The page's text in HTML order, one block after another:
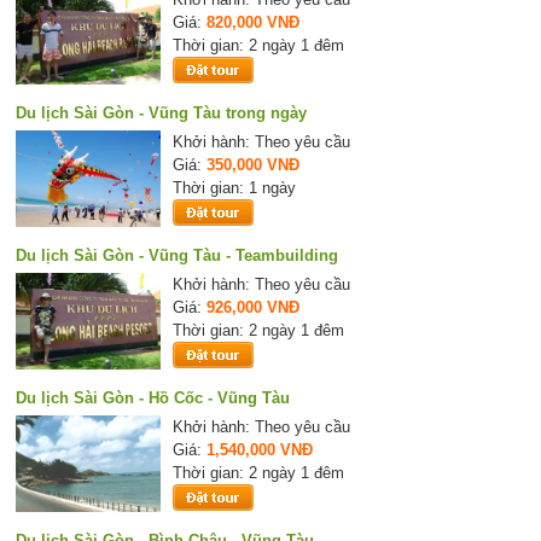
Giá:820,000 VNĐ
Thời gian: 2 ngày 1 đêm
Du lịch Sài Gòn - Vũng Tàu trong ngày
Khởi hành: Theo yêu cầu
Giá:350,000 VNĐ
Thời gian: 1 ngày
Du lịch Sài Gòn - Vũng Tàu - Teambuilding
Khởi hành: Theo yêu cầu
Giá:926,000 VNĐ
Thời gian: 2 ngày 1 đêm
Du lịch Sài Gòn - Hồ Cốc - Vũng Tàu
Khởi hành: Theo yêu cầu
Giá:1,540,000 VNĐ
Thời gian: 2 ngày 1 đêm